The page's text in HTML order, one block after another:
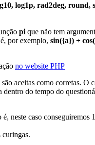
log1p, rad2deg,
pi que não tem
por exemplo, sin({a}) +
no website PHP
aceitas como corretas.
dentro do tempo do
caso conseguiremos
curingas.